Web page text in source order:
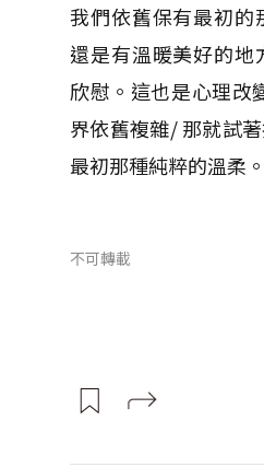
我們依舊保有最初的
還是有溫暖美好的地
欣慰。這也是心理改
界依舊複雜/ 那就試
最初那種純粹的溫柔。
不可轉載